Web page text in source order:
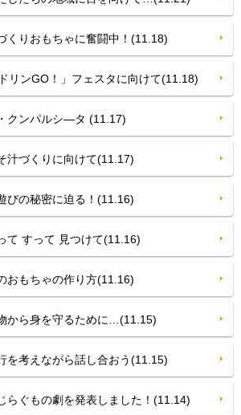
りおもちゃに奮闘中！(11.18)
ンGO！」フェスタに向けて(11.18)
ンパルシ—タ (11.17)
づくりに向けて(11.17)
の秘密に迫る！(11.16)
すって 見つけて(11.16)
もちゃの作り方(11.16)
ら身を守るために…(11.15)
考えながら話し合おう(11.15)
ぐもの劇を発表しました！(11.14)